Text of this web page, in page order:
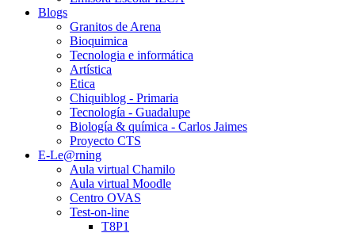
Blogs
Granitos de Arena
Bioquimica
Tecnologia e informática
Artística
Etica
Chiquiblog - Primaria
Tecnología - Guadalupe
Biología & química - Carlos Jaimes
Proyecto CTS
E-Le@rning
Aula virtual Chamilo
Aula virtual Moodle
Centro OVAS
Test-on-line
T8P1